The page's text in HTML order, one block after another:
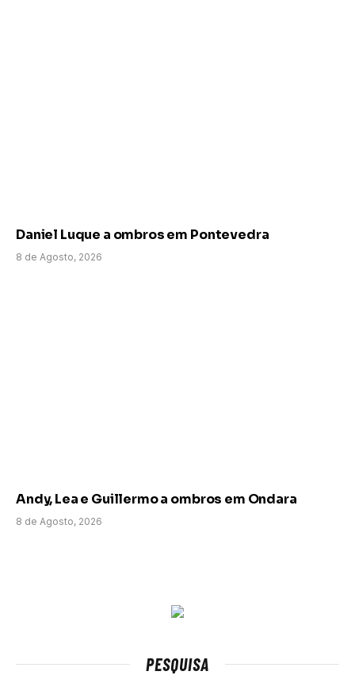
Daniel Luque a ombros em Pontevedra
8 de Agosto, 2026
Andy, Lea e Guillermo a ombros em Ondara
8 de Agosto, 2026
PESQUISA